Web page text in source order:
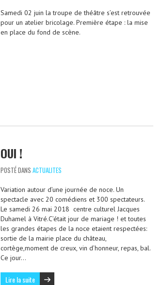
Samedi 02 juin la troupe de théâtre s’est retrouvée
pour un atelier bricolage. Première étape : la mise
en place du fond de scène.
OUI !
POSTÉ DANS ACTUALITES
Variation autour d’une journée de noce. Un
spectacle avec 20 comédiens et 300 spectateurs.
Le samedi 26 mai 2018 centre culturel Jacques
Duhamel à Vitré.C’était jour de mariage ! et toutes
les grandes étapes de la noce etaient respectées:
sortie de la mairie place du château,
cortège,moment de creux, vin d’honneur, repas, bal.
Ce jour…
Lire la suite